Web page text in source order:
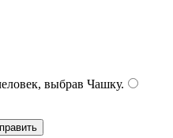
выбрав Чашку.